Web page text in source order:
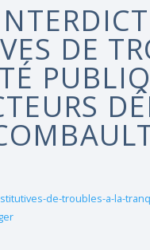
DE
de-troubles-a-la-